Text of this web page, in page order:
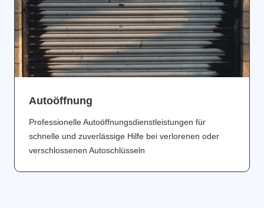
Аutoöffnung
Professionelle Autoöffnungsdienstleistungen für
schnelle und zuverlässige Hilfe bei verlorenen oder
verschlossenen Autoschlüsseln